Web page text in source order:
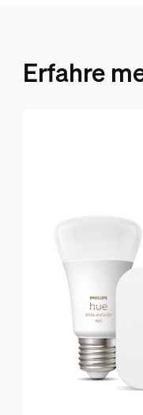
Erfahre